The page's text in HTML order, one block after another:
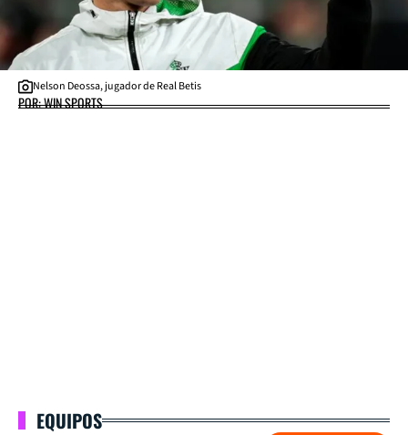
Nelson Deossa, jugador de Real Betis
POR: WIN SPORTS
EQUIPOS